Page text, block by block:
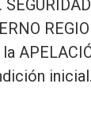
inicial.